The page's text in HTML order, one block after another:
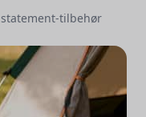
tilbehør